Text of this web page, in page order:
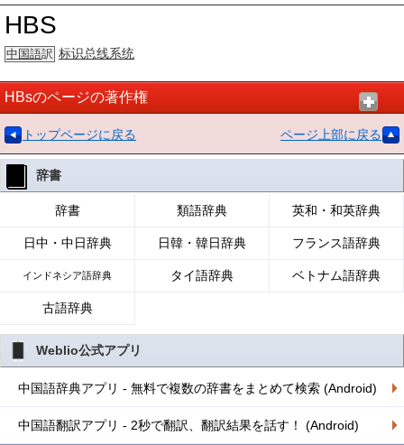
HBS
中国語訳 标识总线系统
HBsのページの著作権
トップページに戻る ページ上部に戻る
辞書
辞書 類語辞典 英和・和英辞典
日中・中日辞典 日韓・韓日辞典 フランス語辞典
インドネシア語辞典 タイ語辞典 ベトナム語辞典
古語辞典
Weblio公式アプリ
中国語辞典アプリ - 無料で複数の辞書をまとめて検索 (Android)
中国語翻訳アプリ - 2秒で翻訳、翻訳結果を話す！ (Android)